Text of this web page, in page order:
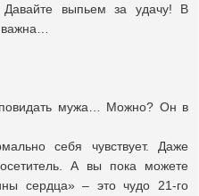
Давайте выпьем за удачу! В
мужа… Можно? Он в
себя чувствует. Даже
А вы пока можете
сердца» – это чудо 21-го